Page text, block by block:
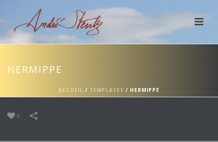
HERMIPPE
ACCUEIL / TEMPLATES / HERMIPPE
0